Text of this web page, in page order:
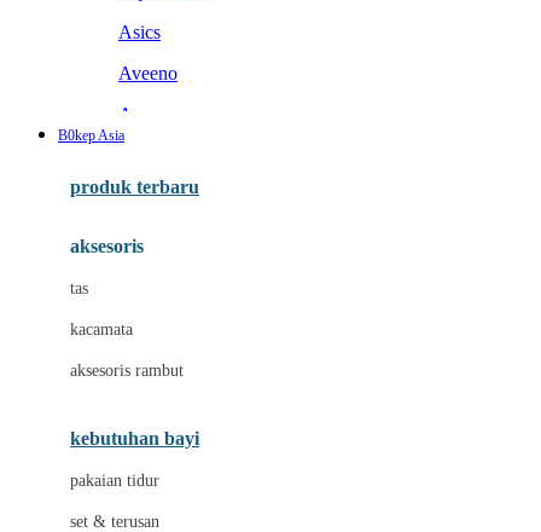
Asics
Aveeno
Awan
Baabaasheepz
Baby Dove
Baby Jogger
B0kep Asia
produk terbaru
aksesoris
tas
kacamata
aksesoris rambut
kebutuhan bayi
pakaian tidur
set & terusan